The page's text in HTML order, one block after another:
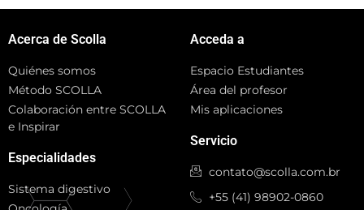
Acerca de Scolla
Quiénes somos
Método SCOLLA
Colaboración entre SCOLLA
e Inspirar
Especialidades
Sistema digestivo
Acceda a
Espacio Estudiantes
Área del profesor
Mis aplicaciones
Servicio
contato@scolla.com.br
+55 (41) 98902-0860